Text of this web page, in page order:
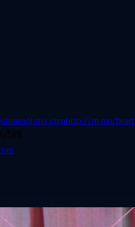
http://m.me/
ได้ที่